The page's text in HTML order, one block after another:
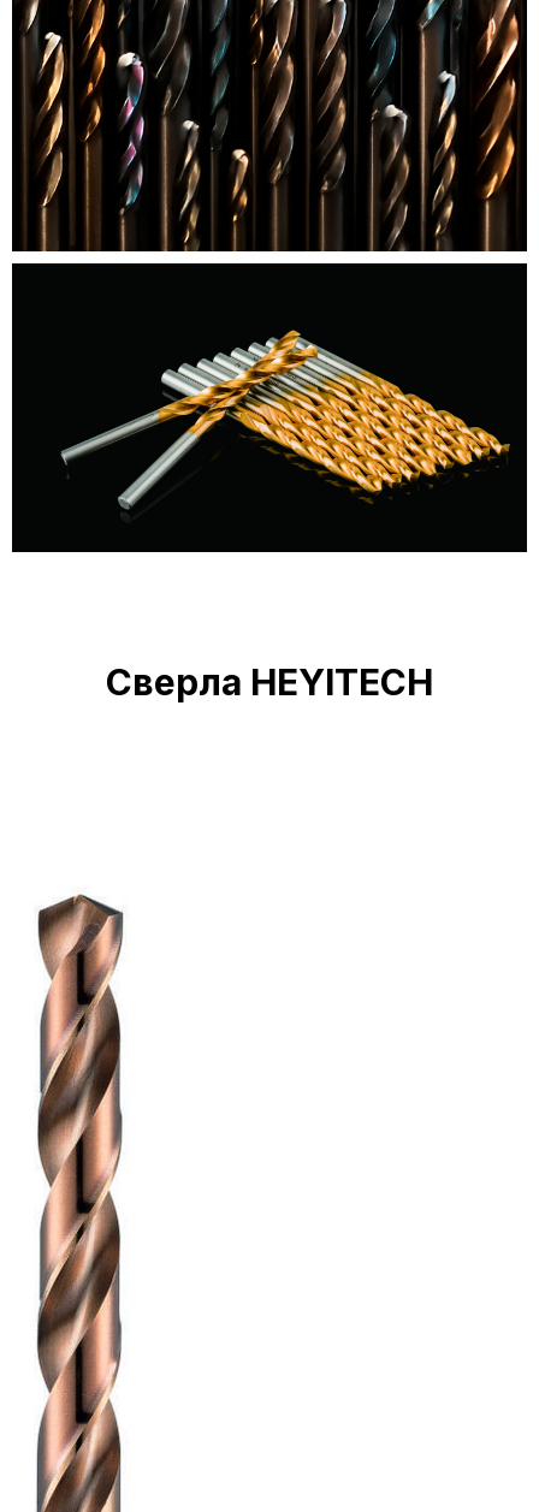
Сверла HEYITECH